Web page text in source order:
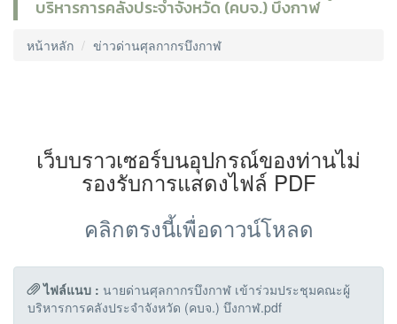
บริหารการคลังประจำจังหวัด (คบจ.) บึงกาฬ
หน้าหลัก ข่าวด่านศุลกากรบึงกาฬ
เว็บบราวเซอร์บนอุปกรณ์ของท่านไม่
รองรับการแสดงไฟล์ PDF
คลิกตรงนี้เพื่อดาวน์โหลด
ไฟล์แนบ : นายด่านศุลกากรบึงกาฬ เข้าร่วมประชุมคณะผู้
บริหารการคลังประจำจังหวัด (คบจ.) บึงกาฬ.pdf